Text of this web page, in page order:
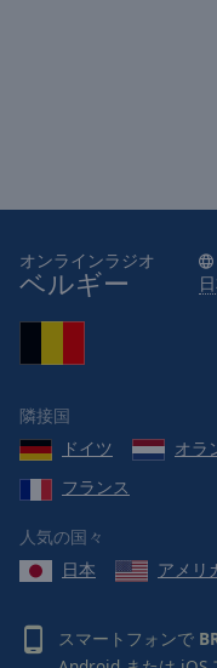
オンラインラジオ
ベルギー
隣接国
ドイツ
オラ
フランス
人気の国々
日本
アメリ
スマートフォンで